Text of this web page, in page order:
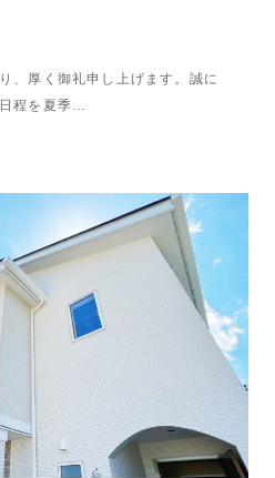
、厚く御礼申し上げます。誠に
程を夏季…